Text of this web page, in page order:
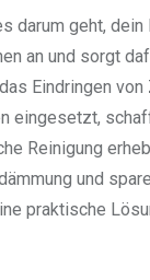
darum geht,
an und sorgt
Eindringen von
eingesetzt,
Reinigung
und
praktische